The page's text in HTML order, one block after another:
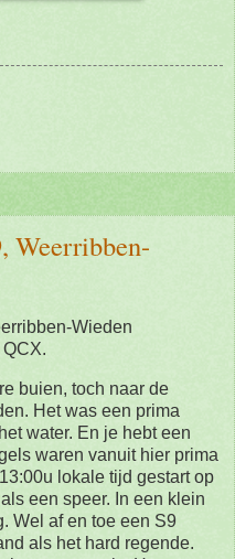
Weerribben-
Wieden
buien, toch naar de
Het was een prima
water. En je hebt een
waren vanuit hier prima
lokale tijd gestart op
een speer. In een klein
Wel af en toe een S9
als het hard regende.